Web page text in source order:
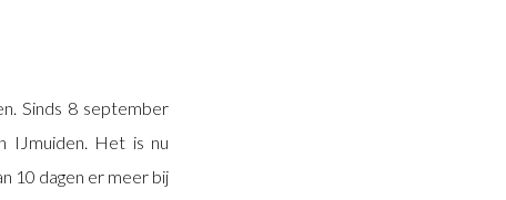
Sinds 8 september
IJmuiden. Het is nu
10 dagen er meer bij